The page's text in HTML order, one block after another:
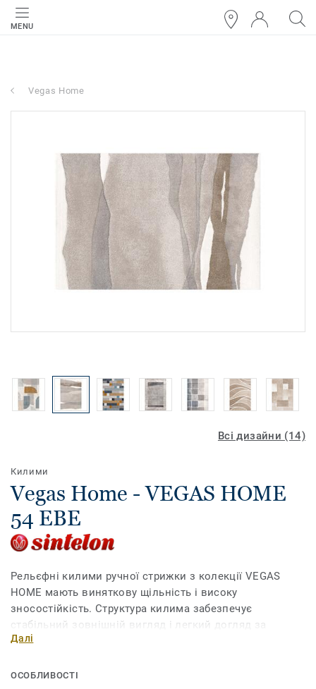
MENU
Vegas Home
Всі дизайни (14)
Килими
Vegas Home - VEGAS HOME
54 EBE
Рельєфні килими ручної стрижки з колекції VEGAS
HOME мають виняткову щільність і високу
зносостійкість. Структура килима забезпечує
стабільний зовнішній вигляд і легкий догляд за
покриттям. Широка палітра сучасних дизайнів
унікальність інтер’єру.
Далі
ОСОБЛИВОСТІ